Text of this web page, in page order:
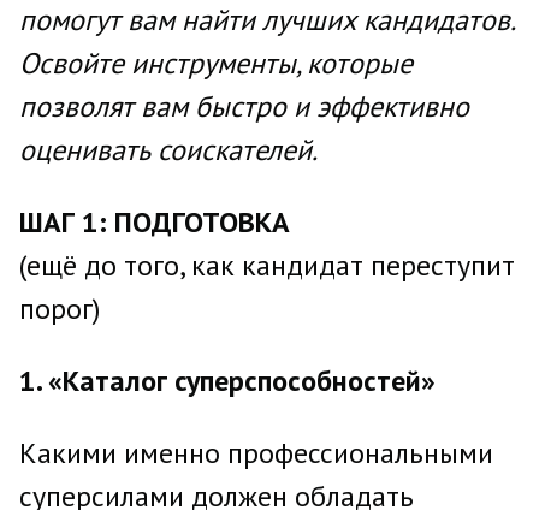
помогут вам найти лучших кандидатов.
Освойте инструменты, которые
позволят вам быстро и эффективно
оценивать соискателей.
ШАГ 1: ПОДГОТОВКА
(ещё до того, как кандидат переступит
порог)
1. «Каталог суперспособностей»
Какими именно профессиональными
суперсилами должен обладать